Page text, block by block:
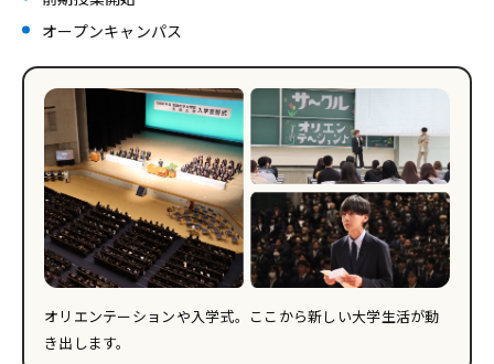
オープンキャンパス
オリエンテーションや入学式。ここから新しい大学生活が動
き出します。